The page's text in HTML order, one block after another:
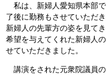
私は、新婦人愛知県本部
了後に勤務もさせていただ
新婦人の先輩方の姿を見て
希望を与えてくれた新婦人
せていただきました。
講演をされた元衆院議員